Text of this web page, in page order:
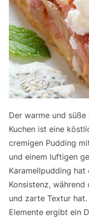
Der warme und
Kuchen ist eine
cremigen Pudding
und einem luftigen
Karamellpudding
Konsistenz,
und zarte Textur
Elemente ergibt ein